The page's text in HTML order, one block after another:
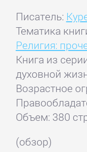
Писатель:
Тематика
Религия:
Книга из
духовной
Возрастное
Объем: 380
(обзор)